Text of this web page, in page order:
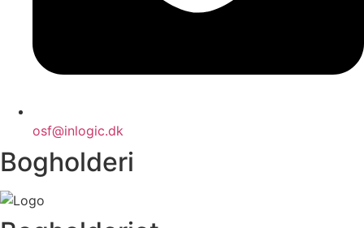
osf@inlogic.dk
Bogholderi